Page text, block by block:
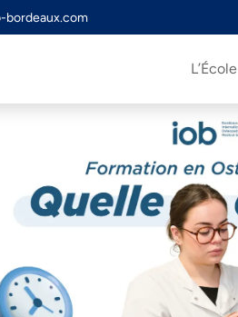
bordeaux.com
L’École